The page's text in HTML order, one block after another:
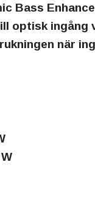
Bass
optisk ingång
när